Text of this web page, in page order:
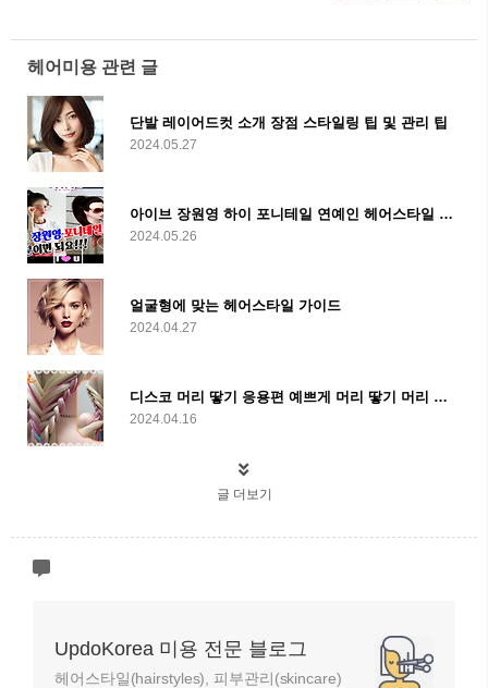
헤어미용 관련 글
단발 레이어드컷 소개 장점 스타일링 팁 및 관리 팁
2024.05.27
아이브 장원영 하이 포니테일 연예인 헤어스타일 따라하기
2024.05.26
얼굴형에 맞는 헤어스타일 가이드
2024.04.27
디스코 머리 땋기 응용편 예쁘게 머리 땋기 머리 묶기
2024.04.16
글 더보기
UpdoKorea 미용 전문 블로그
헤어스타일(hairstyles), 피부관리(skincare)